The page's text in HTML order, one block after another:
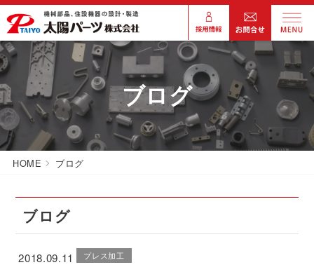
ブログ
HOME ブログ
ブログ
2018.09.11 プレス加工